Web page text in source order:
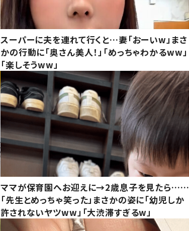
スーパーに夫を連れて行くと…妻「おーいw」まさ
かの行動に「奥さん美人！」「めっちゃわかるww」
「楽しそうww」
ママが保育園へお迎えに→2歳息子を見たら……
「先生とめっちゃ笑った」まさかの姿に「幼児しか
許されないヤツww」「大渋滞すぎるw」